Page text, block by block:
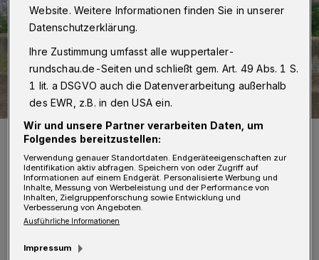
Das obligatorische Gruppenfoto.
Foto: Thomas Ermels
Website. Weitere Informationen finden Sie in unserer
Datenschutzerklärung.
Ihre Zustimmung umfasst alle wuppertaler-
rundschau.de-Seiten und schließt gem. Art. 49 Abs. 1 S.
1 lit. a DSGVO auch die Datenverarbeitung außerhalb
des EWR, z.B. in den USA ein.
Wir und unsere Partner verarbeiten Daten, um
Folgendes bereitzustellen:
Verwendung genauer Standortdaten. Endgeräteeigenschaften zur
Identifikation aktiv abfragen. Speichern von oder Zugriff auf
Informationen auf einem Endgerät. Personalisierte Werbung und
Inhalte, Messung von Werbeleistung und der Performance von
Inhalten, Zielgruppenforschung sowie Entwicklung und
Verbesserung von Angeboten.
Ausführliche Informationen
Impressum